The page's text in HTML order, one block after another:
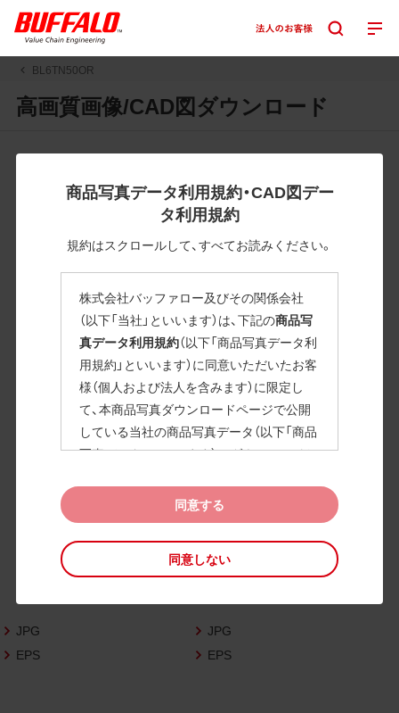
BL6TN50OR
高画質画像/CAD図ダウンロード
商品写真データ利用規約・CAD図デー
タ利用規約
規約はスクロールして、すべてお読みください。
株式会社バッファロー及びその関係会社
（以下「当社」といいます）は、下記の商品写
真データ利用規約（以下「商品写真データ利
用規約」といいます）に同意いただいたお客
様（個人および法人を含みます）に限定し
て、本商品写真ダウンロードページで公開
している当社の商品写真データ（以下「商品
写真データ」といいます）のダウンロードお
また、当社は、下記のCAD図データ利用規約
（以下「CAD図データ利用規約」といいます）
に同意いただいたお客様に限定して、本CA
D図ダウンロードページで公開している当
いいます）の利用を許諾いたします。
お客様が「同意する」ボタンをクリックされ
た場合、商品写真データ利用規約及びCAD
同意する
同意しない
すと圧縮ファイルのダウンロードが始まります。
JPEG・EPSファイルにはパスが設定されています。画像編集
の際に便利です。PNG画像は原則として背景を透過したもの
を提供しています。
掲載データ「JPEG、PNG : 低解像度(RGBカラー)」 「EPS : 高
解像度(CMYKカラー)」
BL6TN50OR
高画質画像
JPG
EPS
JPG
EPS